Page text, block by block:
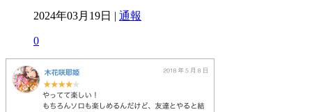
2024年03月19日 | 通報
0